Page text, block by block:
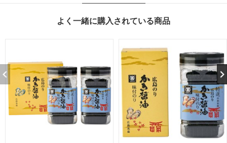
よく一緒に購入されている商品